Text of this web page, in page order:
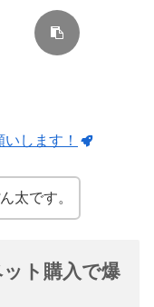
します！
太です。
ト購入で爆